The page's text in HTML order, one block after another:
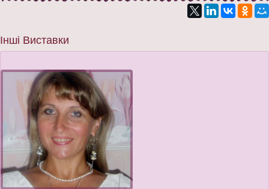
Інші Виставки